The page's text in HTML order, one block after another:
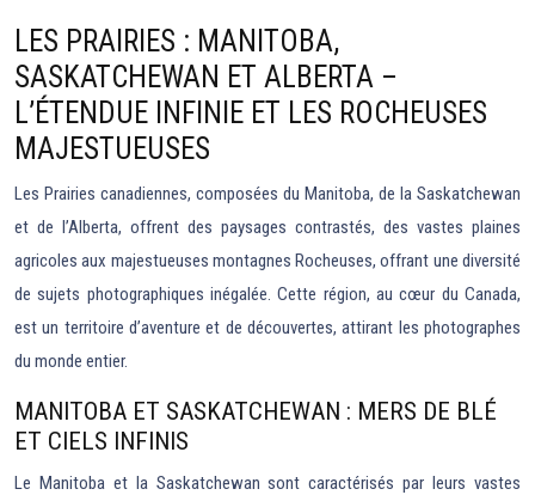
LES PRAIRIES : MANITOBA,
SASKATCHEWAN ET ALBERTA –
L’ÉTENDUE INFINIE ET LES ROCHEUSES
MAJESTUEUSES
Les Prairies canadiennes, composées du Manitoba, de la Saskatchewan
et de l’Alberta, offrent des paysages contrastés, des vastes plaines
agricoles aux majestueuses montagnes Rocheuses, offrant une diversité
de sujets photographiques inégalée. Cette région, au cœur du Canada,
est un territoire d’aventure et de découvertes, attirant les photographes
du monde entier.
MANITOBA ET SASKATCHEWAN : MERS DE BLÉ
ET CIELS INFINIS
Le Manitoba et la Saskatchewan sont caractérisés par leurs vastes